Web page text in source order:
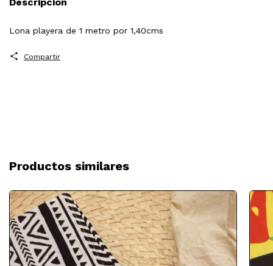
Lona playera de 1 metro por 1,40cms
Compartir
Productos similares